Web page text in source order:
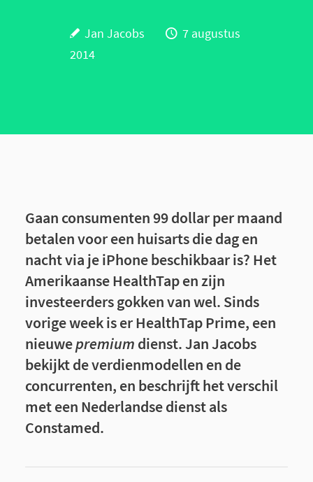
Jan Jacobs
7 augustus
2014
Gaan consumenten 99 dollar per maand
betalen voor een huisarts die dag en
nacht via je iPhone beschikbaar is? Het
Amerikaanse HealthTap en zijn
investeerders gokken van wel. Sinds
vorige week is er HealthTap Prime, een
nieuwepremium dienst. Jan Jacobs
bekijkt de verdienmodellen en de
concurrenten, en beschrijft het verschil
met een Nederlandse dienst als
Constamed.